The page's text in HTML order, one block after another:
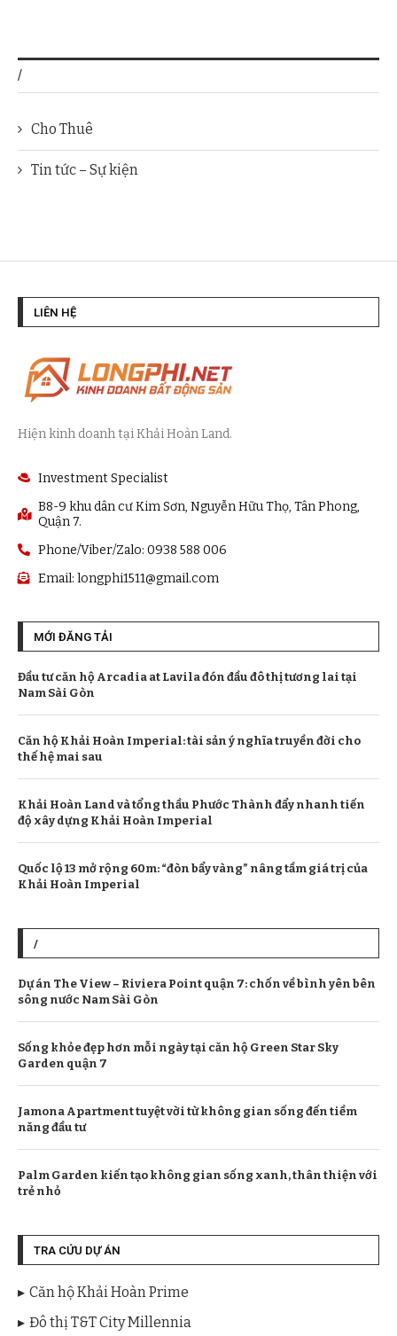
/
Cho Thuê
Tin tức – Sự kiện
LIÊN HỆ
Hiện kinh doanh tại Khải Hoàn Land.
Investment Specialist
B8-9 khu dân cư Kim Sơn, Nguyễn Hữu Thọ, Tân Phong,
Quận 7.
Phone/Viber/Zalo: 0938 588 006
Email: longphi1511@gmail.com
MỚI ĐĂNG TẢI
Đầu tư căn hộ Arcadia at Lavila đón đầu đô thị tương lai tại
Nam Sài Gòn
Căn hộ Khải Hoàn Imperial: tài sản ý nghĩa truyền đời cho
thế hệ mai sau
Khải Hoàn Land và tổng thầu Phước Thành đẩy nhanh tiến
độ xây dựng Khải Hoàn Imperial
Quốc lộ 13 mở rộng 60m: “đòn bẩy vàng” nâng tầm giá trị của
Khải Hoàn Imperial
/
Dự án The View – Riviera Point quận 7: chốn về bình yên bên
sông nước Nam Sài Gòn
Sống khỏe đẹp hơn mỗi ngày tại căn hộ Green Star Sky
Garden quận 7
Jamona Apartment tuyệt vời từ không gian sống đến tiềm
năng đầu tư
Palm Garden kiến tạo không gian sống xanh, thân thiện với
trẻ nhỏ
TRA CỨU DỰ ÁN
Căn hộ Khải Hoàn Prime
Đô thị T&T City Millennia